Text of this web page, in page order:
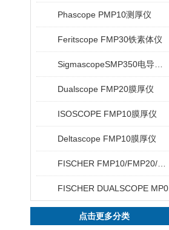
Phascope PMP10测厚仪
Feritscope FMP30铁素体仪
Dualscope FMP20膜厚仪
ISOSCOPE FMP10膜厚仪
Deltascope FMP10膜厚仪
FISCHER DUALSCOPE MP0
点击更多分类